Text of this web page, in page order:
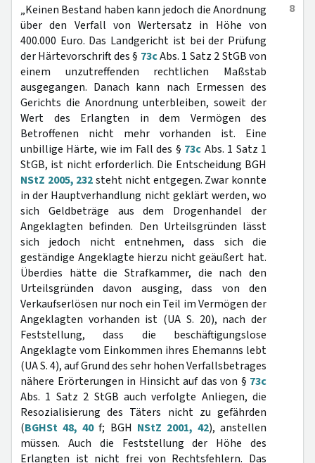
8
„Keinen Bestand haben kann jedoch die Anordnung
über den Verfall von Wertersatz in Höhe von
400.000 Euro. Das Landgericht ist bei der Prüfung
der Härtevorschrift des § 73cAbs. 1 Satz 2 StGB von
einem unzutreffenden rechtlichen Maßstab
ausgegangen. Danach kann nach Ermessen des
Gerichts die Anordnung unterbleiben, soweit der
Wert des Erlangten in dem Vermögen des
Betroffenen nicht mehr vorhanden ist. Eine
unbillige Härte, wie im Fall des § 73c Abs. 1 Satz 1
StGB, ist nicht erforderlich. Die Entscheidung BGH
NStZ 2005, 232steht nicht entgegen. Zwar konnte
in der Hauptverhandlung nicht geklärt werden, wo
sich Geldbeträge aus dem Drogenhandel der
Angeklagten befinden. Den Urteilsgründen lässt
sich jedoch nicht entnehmen, dass sich die
geständige Angeklagte hierzu nicht geäußert hat.
Überdies hätte die Strafkammer, die nach den
Urteilsgründen davon ausging, dass von den
Verkaufserlösen nur noch ein Teil im Vermögen der
Angeklagten vorhanden ist (UA S. 20), nach der
Feststellung, dass die beschäftigungslose
Angeklagte vom Einkommen ihres Ehemanns lebt
(UA S. 4), auf Grund des sehr hohen Verfallsbetrages
nähere Erörterungen in Hinsicht auf das von § 73c
Abs. 1 Satz 2 StGB auch verfolgte Anliegen, die
Resozialisierung des Täters nicht zu gefährden
(BGHSt 48, 40f; BGH NStZ 2001, 42), anstellen
müssen. Auch die Feststellung der Höhe des
Erlangten ist nicht frei von Rechtsfehlern. Das